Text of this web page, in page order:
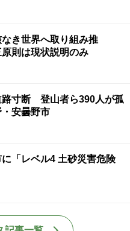
き世界へ取り組み推
則は現状説明のみ
路寸断 登山者ら390人が孤
安曇野市
「レベル4 土砂災害危険